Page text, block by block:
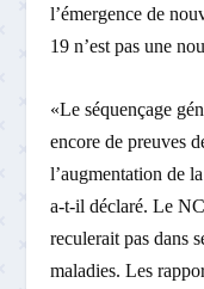
l’émergence de
19 n’est pas une
«Le séquençage
encore de preuves
l’augmentation de
a-t-il déclaré. Le
reculerait pas dans
maladies. Les